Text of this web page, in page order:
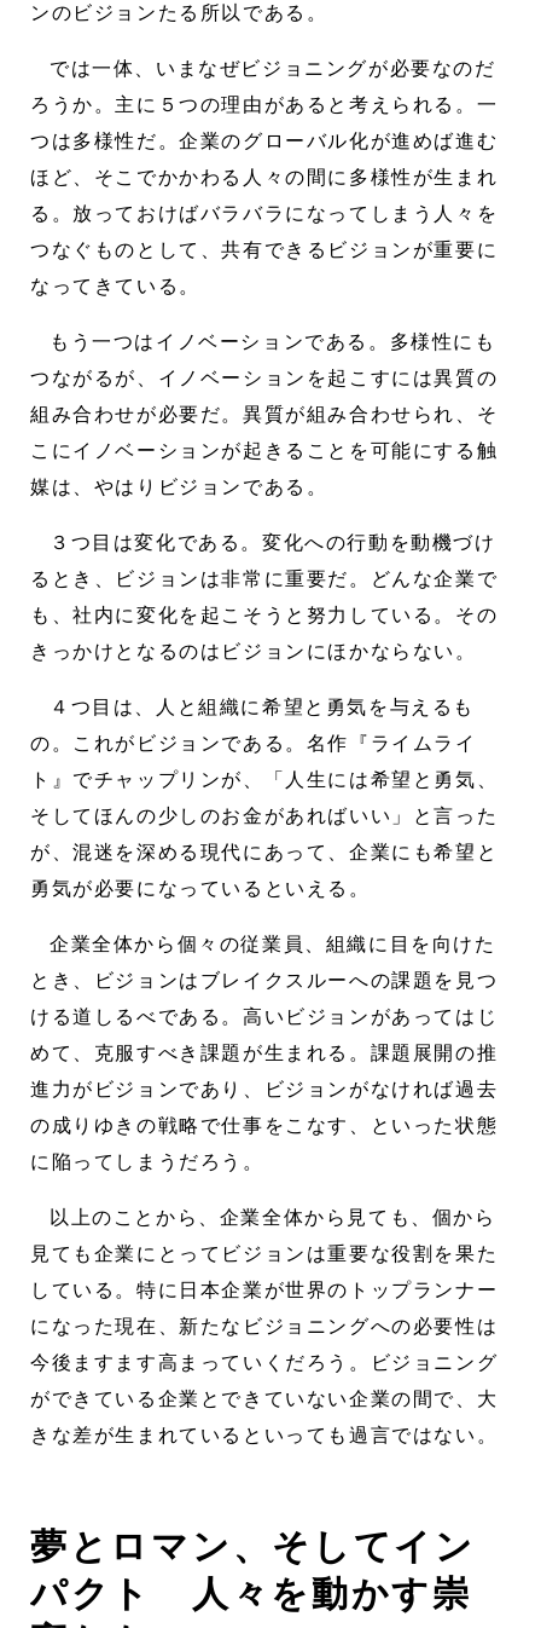
ンのビジョンたる所以である。
では一体、いまなぜビジョニングが必要なのだ
ろうか。主に５つの理由があると考えられる。一
つは多様性だ。企業のグローバル化が進めば進む
ほど、そこでかかわる人々の間に多様性が生まれ
る。放っておけばバラバラになってしまう人々を
つなぐものとして、共有できるビジョンが重要に
なってきている。
もう一つはイノベーションである。多様性にも
つながるが、イノベーションを起こすには異質の
組み合わせが必要だ。異質が組み合わせられ、そ
こにイノベーションが起きることを可能にする触
媒は、やはりビジョンである。
３つ目は変化である。変化への行動を動機づけ
るとき、ビジョンは非常に重要だ。どんな企業で
も、社内に変化を起こそうと努力している。その
きっかけとなるのはビジョンにほかならない。
４つ目は、人と組織に希望と勇気を与えるも
の。これがビジョンである。名作『ライムライ
ト』でチャップリンが、「人生には希望と勇気、
そしてほんの少しのお金があればいい」と言った
が、混迷を深める現代にあって、企業にも希望と
勇気が必要になっているといえる。
企業全体から個々の従業員、組織に目を向けた
とき、ビジョンはブレイクスルーへの課題を見つ
ける道しるべである。高いビジョンがあってはじ
めて、克服すべき課題が生まれる。課題展開の推
進力がビジョンであり、ビジョンがなければ過去
の成りゆきの戦略で仕事をこなす、といった状態
に陥ってしまうだろう。
以上のことから、企業全体から見ても、個から
見ても企業にとってビジョンは重要な役割を果た
している。特に日本企業が世界のトップランナー
になった現在、新たなビジョニングへの必要性は
今後ますます高まっていくだろう。ビジョニング
ができている企業とできていない企業の間で、大
きな差が生まれているといっても過言ではない。
夢とロマン、そしてイン
パクト 人々を動かす崇